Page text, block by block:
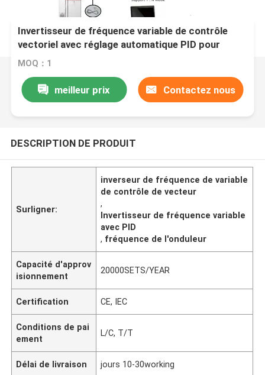
Invertisseur de fréquence variable de contrôle
vectoriel avec réglage automatique PID pour
rouleau d'acier
MOQ：1
meilleur prix Contactez nous
DESCRIPTION DE PRODUIT
Surligner:
inverseur de fréquence de variable
de contrôle de vecteur
,
Invertisseur de fréquence variable
avec PID
, fréquence de l'onduleur
Capacité d'approv
isionnement
20000SETS/YEAR
Certification CE, IEC
Conditions de pai
ement
L/C, T/T
Délai de livraison jours 10-30working